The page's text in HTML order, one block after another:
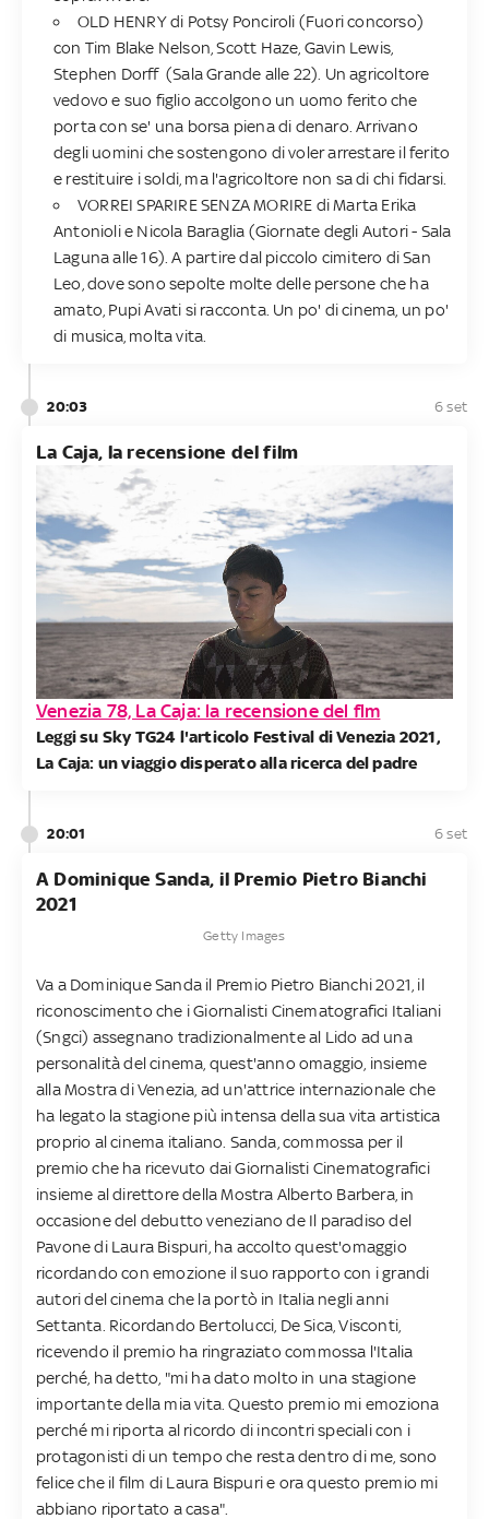
OLD HENRY di Potsy Ponciroli (Fuori concorso)
con Tim Blake Nelson, Scott Haze, Gavin Lewis,
Stephen Dorff (Sala Grande alle 22). Un agricoltore
vedovo e suo figlio accolgono un uomo ferito che
porta con se' una borsa piena di denaro. Arrivano
degli uomini che sostengono di voler arrestare il ferito
e restituire i soldi, ma l'agricoltore non sa di chi fidarsi.
VORREI SPARIRE SENZA MORIRE di Marta Erika
Antonioli e Nicola Baraglia (Giornate degli Autori - Sala
Laguna alle 16). A partire dal piccolo cimitero di San
Leo, dove sono sepolte molte delle persone che ha
amato, Pupi Avati si racconta. Un po' di cinema, un po'
di musica, molta vita.
20:03 6 set
La Caja, la recensione del film
Venezia 78, La Caja: la recensione del flm
Leggi su Sky TG24 l'articolo Festival di Venezia 2021,
La Caja: un viaggio disperato alla ricerca del padre
20:01 6 set
A Dominique Sanda, il Premio Pietro Bianchi
2021
Getty Images
Va a Dominique Sanda il Premio Pietro Bianchi 2021, il
riconoscimento che i Giornalisti Cinematografici Italiani
(Sngci) assegnano tradizionalmente al Lido ad una
personalità del cinema, quest'anno omaggio, insieme
alla Mostra di Venezia, ad un'attrice internazionale che
ha legato la stagione più intensa della sua vita artistica
proprio al cinema italiano. Sanda, commossa per il
premio che ha ricevuto dai Giornalisti Cinematografici
insieme al direttore della Mostra Alberto Barbera, in
occasione del debutto veneziano de Il paradiso del
Pavone di Laura Bispuri, ha accolto quest'omaggio
ricordando con emozione il suo rapporto con i grandi
autori del cinema che la portò in Italia negli anni
Settanta. Ricordando Bertolucci, De Sica, Visconti,
ricevendo il premio ha ringraziato commossa l'Italia
perché, ha detto, "mi ha dato molto in una stagione
importante della mia vita. Questo premio mi emoziona
perché mi riporta al ricordo di incontri speciali con i
protagonisti di un tempo che resta dentro di me, sono
felice che il film di Laura Bispuri e ora questo premio mi
abbiano riportato a casa".